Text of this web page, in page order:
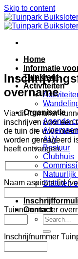
Skip to content
Home
Informatie
Tuinkrant
Activiteiten
Organisatie
Agenda
ALV
Bestuur
Clubhuis
Natuurlijk
Statuten
Contact
overname
Via dit formulier
inschrijven voor een
de tuin die u wil
worden gereageerd
heeft ontvangen.
Naam aspirant-lid
Tuinnummer ter
Inschrijfnummer